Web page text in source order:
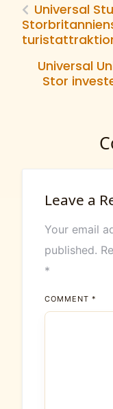
Universal
Universal
Stor
Leave a
Your email
published.
*
COMMENT *